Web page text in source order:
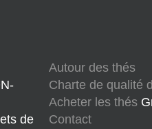
de
Autour des thés
Charte de qualité
Acheter les thés
Contact